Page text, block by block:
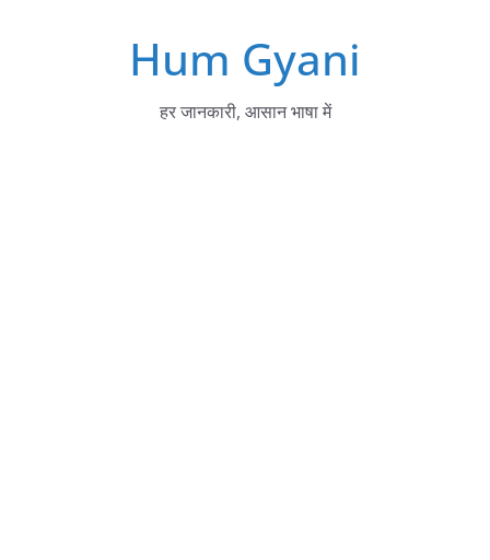
Hum Gyani
हर जानकारी, आसान भाषा में